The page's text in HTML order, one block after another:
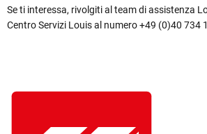
Se ti interessa, rivolgiti al team di assistenza
Centro Servizi Louis al numero +49 (0)40 734